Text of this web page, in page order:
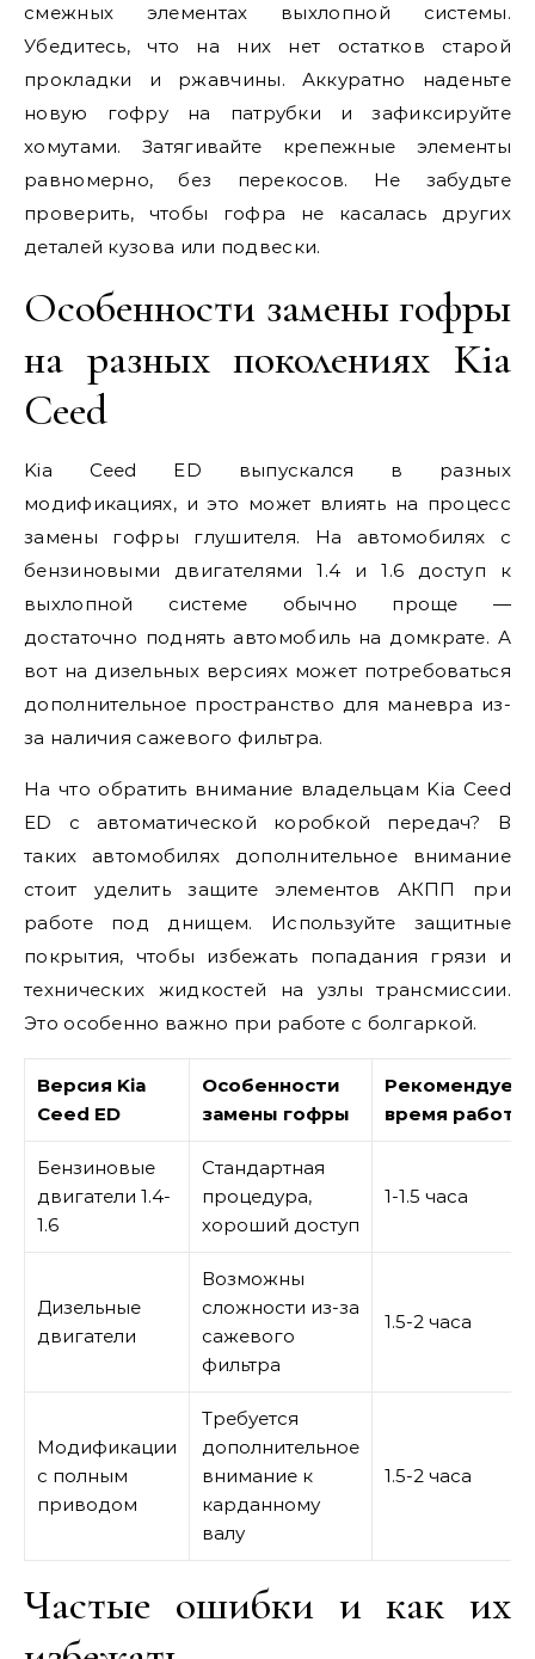
смежных элементах выхлопной системы.
Убедитесь, что на них нет остатков старой
прокладки и ржавчины. Аккуратно наденьте
новую гофру на патрубки и зафиксируйте
хомутами. Затягивайте крепежные элементы
равномерно, без перекосов. Не забудьте
проверить, чтобы гофра не касалась других
деталей кузова или подвески.
Особенности замены гофры
на разных поколениях Kia
Ceed
Kia Ceed ED выпускался в разных
модификациях, и это может влиять на процесс
замены гофры глушителя. На автомобилях с
бензиновыми двигателями 1.4 и 1.6 доступ к
выхлопной системе обычно проще —
достаточно поднять автомобиль на домкрате. А
вот на дизельных версиях может потребоваться
дополнительное пространство для маневра из-
за наличия сажевого фильтра.
На что обратить внимание владельцам Kia Ceed
ED с автоматической коробкой передач? В
таких автомобилях дополнительное внимание
стоит уделить защите элементов АКПП при
работе под днищем. Используйте защитные
покрытия, чтобы избежать попадания грязи и
технических жидкостей на узлы трансмиссии.
Это особенно важно при работе с болгаркой.
Версия Kia
Ceed ED
Особенности
замены гофры
время работы
Бензиновые
двигатели 1.4-
1.6
Стандартная
процедура,
хороший доступ
1-1.5 часа
Дизельные
двигатели
Возможны
сложности из-за
сажевого
фильтра
1.5-2 часа
Модификации
с полным
приводом
Требуется
дополнительное
внимание к
карданному
валу
1.5-2 часа
Частые ошибки и как их